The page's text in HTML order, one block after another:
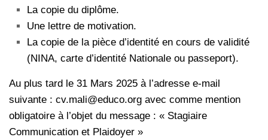
La copie du diplôme.
Une lettre de motivation.
La copie de la pièce d’identité en cours de validité
(NINA, carte d’identité Nationale ou passeport).
Au plus tard le 31 Mars 2025 à l’adresse e-mail
suivante : cv.mali@educo.org avec comme mention
obligatoire à l’objet du message : « Stagiaire
Communication et Plaidoyer »